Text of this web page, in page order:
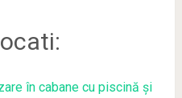
în cabane cu piscină și